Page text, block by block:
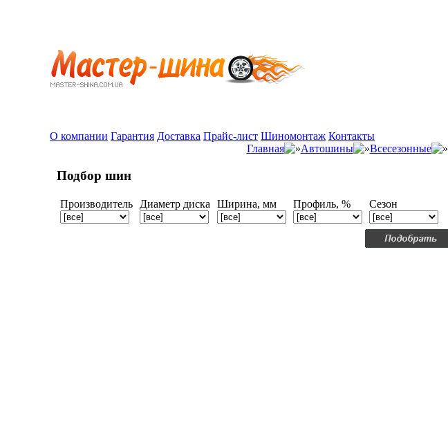
О компании Гарантия Доставка Прайс-лист Шиномонтаж Контакты
Главная
Автошины Всесезонные
Подбор шин
Производитель Диаметр диска Ширина, мм Профиль, % Сезон